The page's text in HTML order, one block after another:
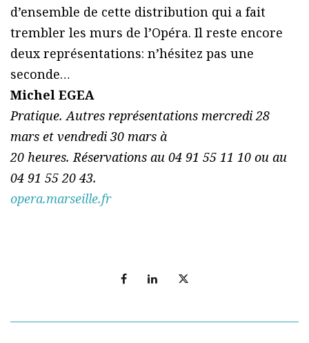
d’ensemble de cette distribution qui a fait
trembler les murs de l’Opéra. Il reste encore
deux représentations: n’hésitez pas une
seconde…
Michel EGEA
Pratique. Autres représentations mercredi 28
mars et vendredi 30 mars à
20 heures. Réservations au 04 91 55 11 10 ou au
04 91 55 20 43.
opera.marseille.fr